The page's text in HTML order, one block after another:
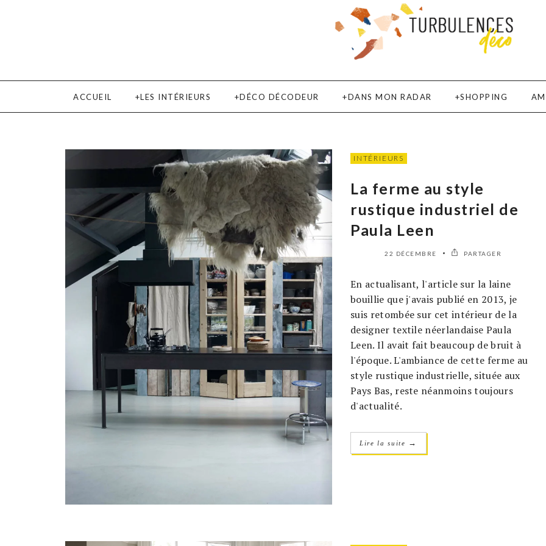
ACCUEIL LES INTÉRIEURS DÉCO DÉCODEUR DANS MON RADAR SHOPPING
INTÉRIEURS
La ferme au style
rustique industriel de
Paula Leen
22 DÉCEMBRE PARTAGER
En actualisant, l'article sur la laine
bouillie que j'avais publié en 2013, je
suis retombée sur cet intérieur de la
designer textile néerlandaise Paula
Leen. Il avait fait beaucoup de bruit à
l'époque. L'ambiance de cette ferme au
style rustique industrielle, située aux
Pays Bas, reste néanmoins toujours
d'actualité.
Lire la suite →